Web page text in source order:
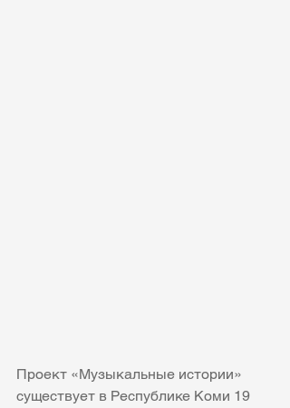
Проект «Музыкальные истории»
существует в Республике Коми 19